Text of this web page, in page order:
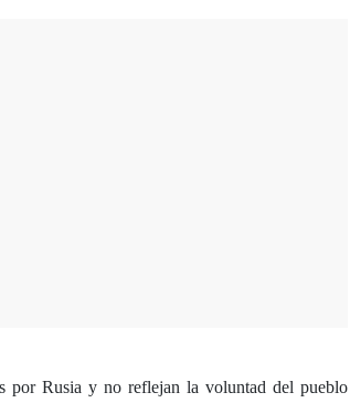
por Rusia y no reflejan la voluntad del pueblo